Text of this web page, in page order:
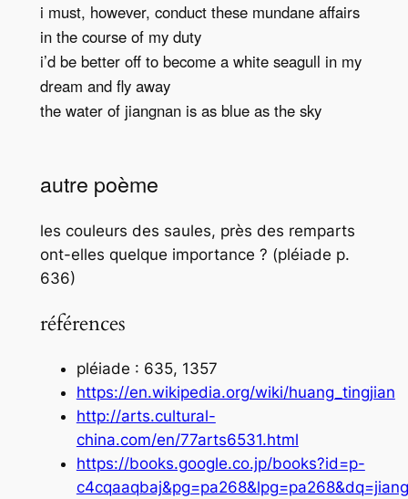
i must, however, conduct these mundane affairs
in the course of my duty
i’d be better off to become a white seagull in my
dream and fly away
the water of jiangnan is as blue as the sky
autre poème
les couleurs des saules, près des remparts
ont-elles quelque importance ? (pléiade p.
636)
références
pléiade : 635, 1357
https://en.wikipedia.org/wiki/huang_tingjian
http://arts.cultural-
china.com/en/77arts6531.html
https://books.google.co.jp/books?id=p-